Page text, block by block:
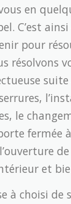
en
C’est
pour
résolvons
le
fermée
et
à choisi de